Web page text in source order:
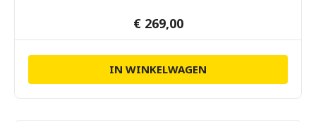
€ 269,00
IN WINKELWAGEN